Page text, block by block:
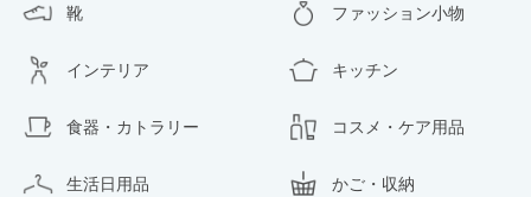
靴 ファッション小物
インテリア キッチン
食器・カトラリー コスメ・ケア用品
生活日用品 かご・収納